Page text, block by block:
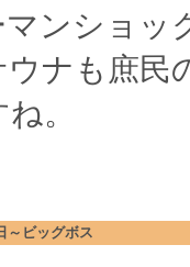
ンショッ
ナも庶民
。
～ビッグボス